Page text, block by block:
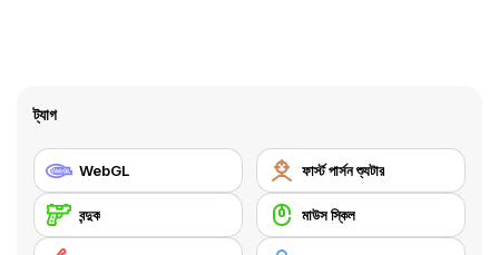
ট্যাগ
WebGL ফার্স্ট পার্সন শ্যুটার
বন্দুক মাউস স্কিল